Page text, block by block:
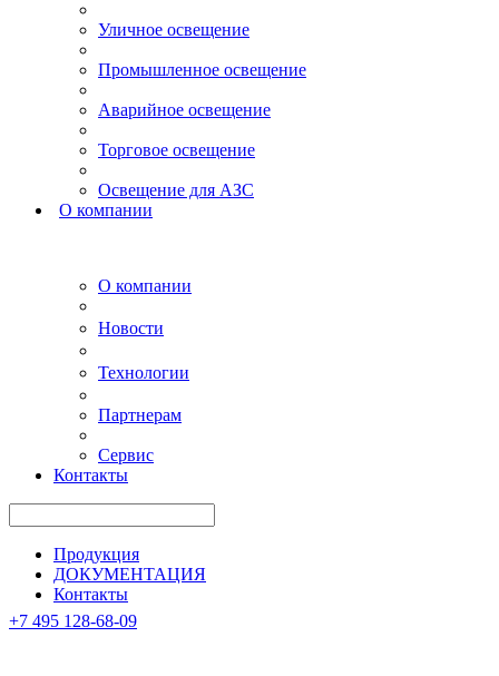
Уличное освещение
Промышленное освещение
Аварийное освещение
Торговое освещение
Освещение для АЗС
О компании
О компании
Новости
Технологии
Партнерам
Сервис
Контакты
Продукция
ДОКУМЕНТАЦИЯ
Контакты
+7 495 128-68-09